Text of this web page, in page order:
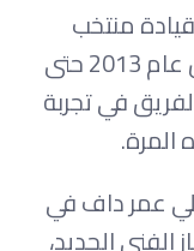
منتخب
الكونغو في فترة سابقة امتدت من عام 2013 حتى
في تجربة
عمر داف في
الجديد،